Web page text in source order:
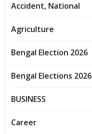
Accident, National
Agriculture
Bengal Election 2026
Bengal Elections 2026
BUSINESS
Career